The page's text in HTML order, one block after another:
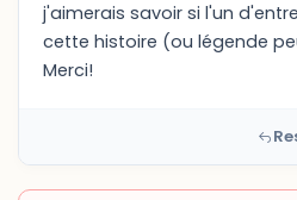
j'aimerais savoir si l'un
cette histoire (ou légende
Merci!